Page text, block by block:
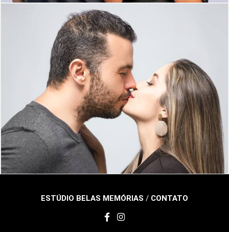
373 0
ESTÚDIO BELAS MEMÓRIAS / CONTATO